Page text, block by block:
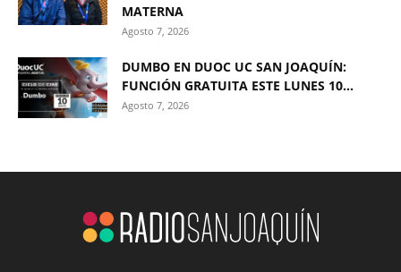
MATERNA
Agosto 7, 2026
DUMBO EN DUOC UC SAN JOAQUÍN:
FUNCIÓN GRATUITA ESTE LUNES 10...
Agosto 7, 2026